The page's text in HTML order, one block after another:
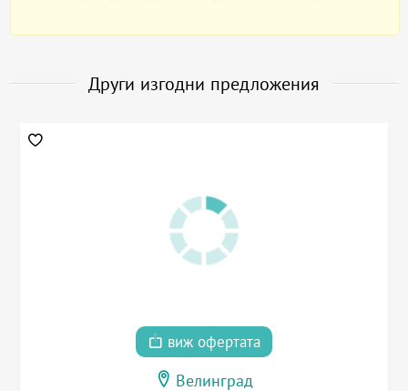
Други изгодни предложения
виж офертата
Велинград